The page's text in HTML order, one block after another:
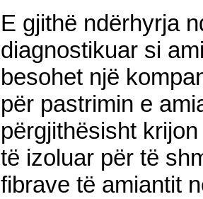
E gjithë ndërhyrja
diagnostikuar si
besohet një
për pastrimin e
përgjithësisht
të izoluar për të
fibrave të amiantit